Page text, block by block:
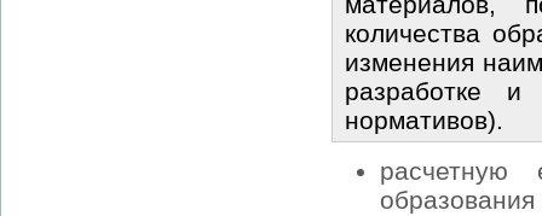
количества
изменения
разработке
нормативов).
расчетную
образования